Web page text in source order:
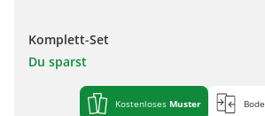
Komplett-Set
Du sparst
Kostenloses Muster